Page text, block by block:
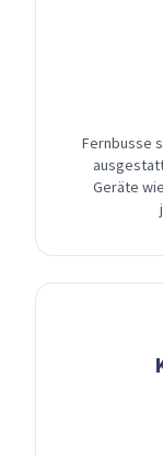
Fernbusse
Geräte